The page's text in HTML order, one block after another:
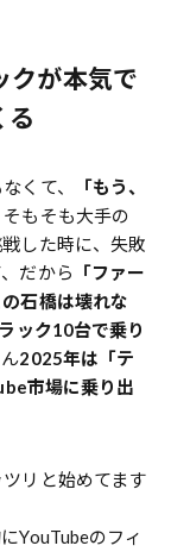
クが本気で
る
くて、
「もう、
もそも大手の
した時に、失敗
だから 「ファー
石橋は壊れな
ック10台で乗り
2025年は「テ
市場に乗り出
リと始めてます
YouTubeのフィ